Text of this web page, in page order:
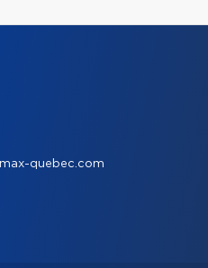
quebec.com